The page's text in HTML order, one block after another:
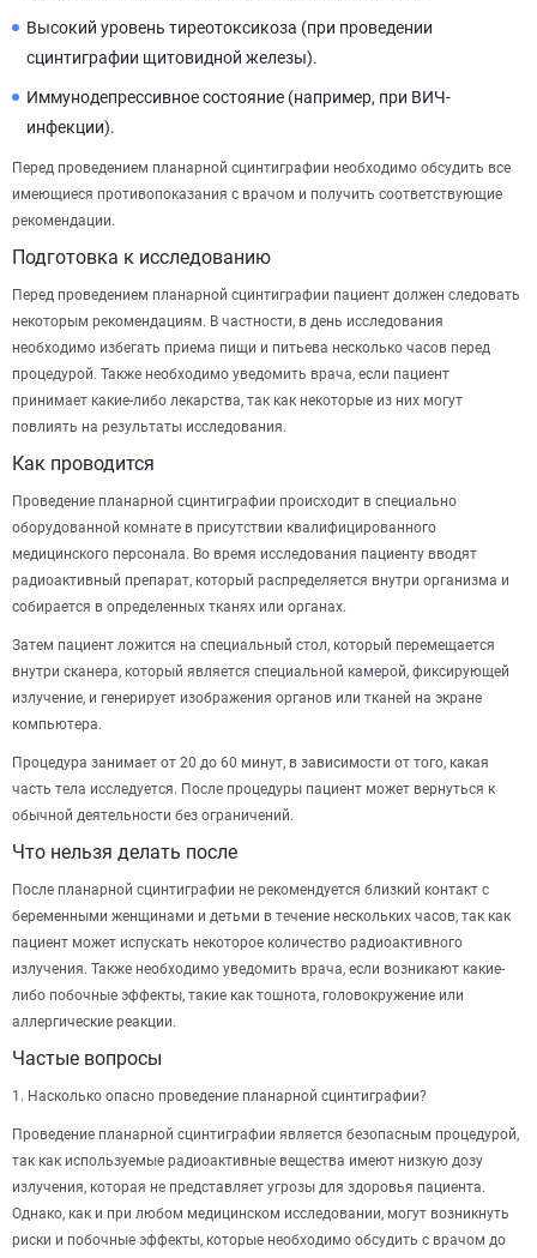
Высокий уровень тиреотоксикоза (при проведении
сцинтиграфии щитовидной железы).
Иммунодепрессивное состояние (например, при ВИЧ-
инфекции).
Перед проведением планарной сцинтиграфии необходимо обсудить все
имеющиеся противопоказания с врачом и получить соответствующие
рекомендации.
Подготовка к исследованию
Перед проведением планарной сцинтиграфии пациент должен следовать
некоторым рекомендациям. В частности, в день исследования
необходимо избегать приема пищи и питьева несколько часов перед
процедурой. Также необходимо уведомить врача, если пациент
принимает какие-либо лекарства, так как некоторые из них могут
повлиять на результаты исследования.
Как проводится
Проведение планарной сцинтиграфии происходит в специально
оборудованной комнате в присутствии квалифицированного
медицинского персонала. Во время исследования пациенту вводят
радиоактивный препарат, который распределяется внутри организма и
собирается в определенных тканях или органах.
Затем пациент ложится на специальный стол, который перемещается
внутри сканера, который является специальной камерой, фиксирующей
излучение, и генерирует изображения органов или тканей на экране
компьютера.
Процедура занимает от 20 до 60 минут, в зависимости от того, какая
часть тела исследуется. После процедуры пациент может вернуться к
обычной деятельности без ограничений.
Что нельзя делать после
После планарной сцинтиграфии не рекомендуется близкий контакт с
беременными женщинами и детьми в течение нескольких часов, так как
пациент может испускать некоторое количество радиоактивного
излучения. Также необходимо уведомить врача, если возникают какие-
либо побочные эффекты, такие как тошнота, головокружение или
аллергические реакции.
Частые вопросы
1. Насколько опасно проведение планарной сцинтиграфии?
Проведение планарной сцинтиграфии является безопасным процедурой,
так как используемые радиоактивные вещества имеют низкую дозу
излучения, которая не представляет угрозы для здоровья пациента.
Однако, как и при любом медицинском исследовании, могут возникнуть
риски и побочные эффекты, которые необходимо обсудить с врачом до